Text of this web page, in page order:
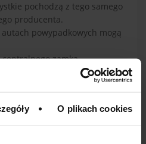
O plikach cookies
pochodzą z tego samego
producenta.
powypadkowych mogą
centralnego zamka.
oleju, płynu
jest kompletne,